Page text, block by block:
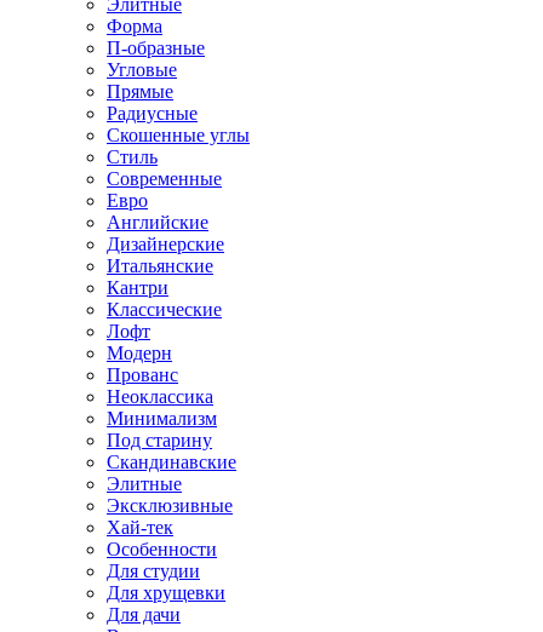
Элитные
Форма
П-образные
Угловые
Прямые
Радиусные
Скошенные углы
Стиль
Современные
Евро
Английские
Дизайнерские
Итальянские
Кантри
Классические
Лофт
Модерн
Прованс
Неоклассика
Минимализм
Под старину
Скандинавские
Элитные
Эксклюзивные
Хай-тек
Особенности
Для студии
Для хрущевки
Для дачи